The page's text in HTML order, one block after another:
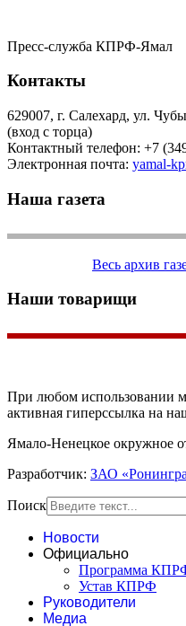
Пресс-служба КПРФ-Ямал
Контакты
629007, г. Салехард, ул.
(вход с торца)
Контактный телефон: +7
Электронная почта: yamal-
Наша газета
Весь архив
Наши товарищи
При любом использовании
активная гиперссылка на
Ямало-Ненецкое окружное
Разработчик: ЗАО
Поиск
Новости
Официально
Программа
Устав КПРФ
Руководители
Медиа